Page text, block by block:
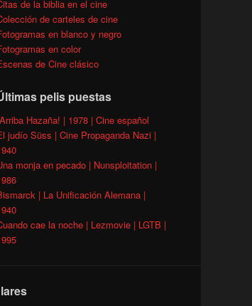
de la biblia en el cine
de carteles de cine
en blanco y negro
en color
de Cine clásico
pelis puestas
Hazaña! | 1978 | Cine español
judío Süss | Cine Propaganda Nazi |
monja en pecado | Nunsploitation |
| La Unificación Alemana |
cae la noche | Lezmovie | LGTB |